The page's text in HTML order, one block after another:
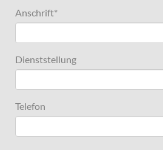
Anschrift*
Dienststellung
Telefon